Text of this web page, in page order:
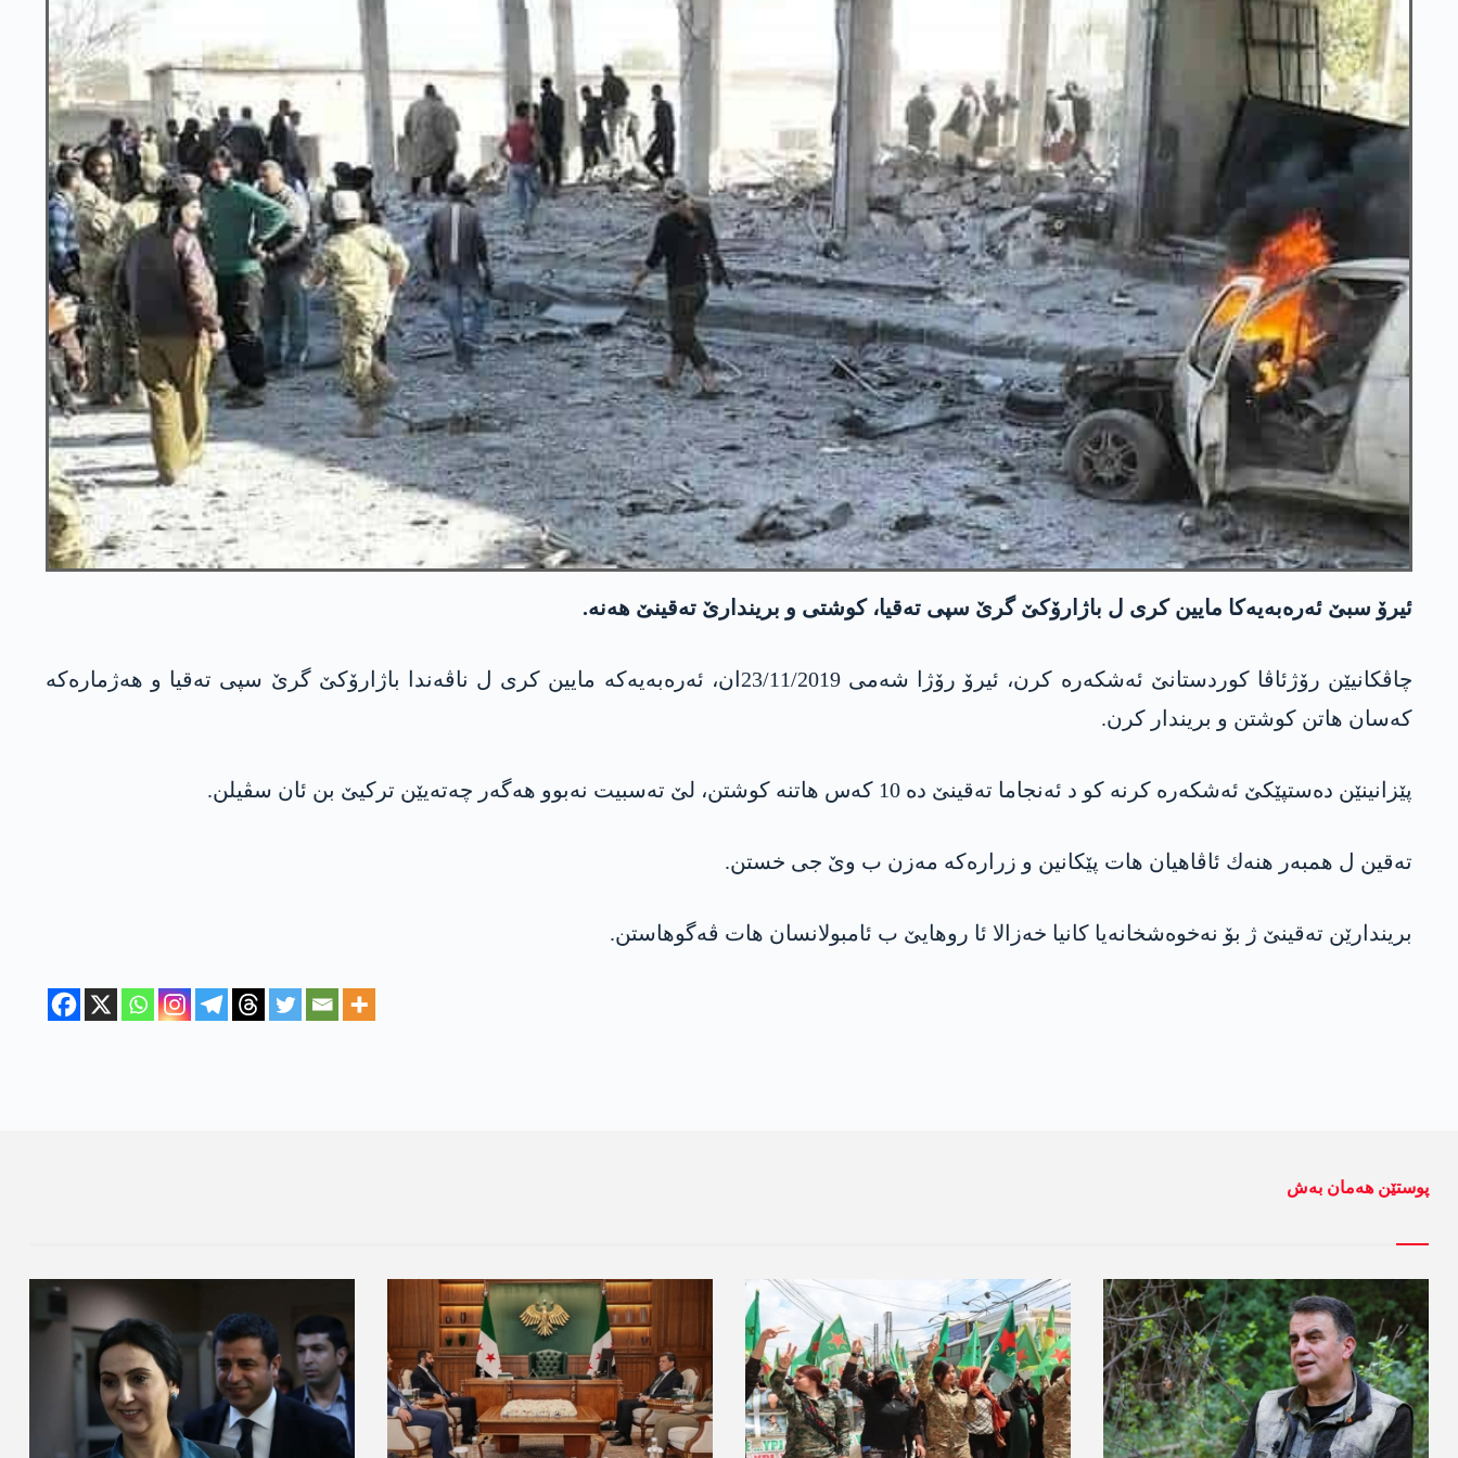
ئیرۆ سبێ ئه‌ره‌به‌یه‌كا مایین كری ل باژارۆكێ گرێ سپی ته‌قیا، كوشتی و بریندارێ ته‌قینێ هه‌نه‌.
چاڤكانیێن رۆژئاڤا كوردستانێ ئه‌شكه‌ره‌ كرن، ئیرۆ رۆژا شه‌می 23/11/2019ان، ئه‌ره‌به‌یه‌كه‌ مایین كری ل ناڤه‌ندا باژارۆكێ گرێ سپی ته‌قیا و هه‌ژماره‌كه‌
كه‌سان هاتن كوشتن و بریندار كرن.
پێزانینێن ده‌ستپێكێ ئه‌شكه‌ره‌ كرنه‌ كو د ئه‌نجاما ته‌قینێ ده‌ 10 كه‌س هاتنه‌ كوشتن، لێ ته‌سبیت نه‌بوو هه‌گه‌ر چه‌ته‌یێن تركیێ بن ئان سڤیلن.
ته‌قین ل همبه‌ر هنه‌ك ئاڤاهیان هات پێكانین و زراره‌كه‌ مه‌زن ب وێ جی خستن.
بریندارێن ته‌قینێ ژ بۆ نه‌خوه‌شخانه‌یا كانیا خه‌زالا ئا روهایێ ب ئامبولانسان هات ڤه‌گوهاستن.
پوستێن ھەمان بەش